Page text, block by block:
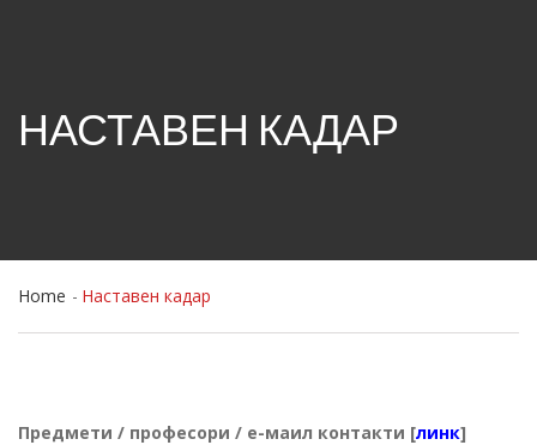
НАСТАВЕН КАДАР
Home Наставен кадар
Предмети / професори / е-маил контакти [линк]